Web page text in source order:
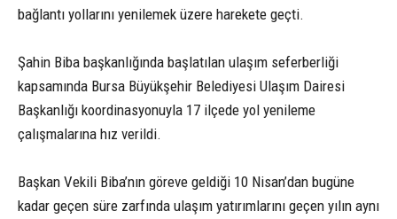
bağlantı yollarını yenilemek üzere harekete geçti.
Şahin Biba başkanlığında başlatılan ulaşım seferberliği
kapsamında Bursa Büyükşehir Belediyesi Ulaşım Dairesi
Başkanlığı koordinasyonuyla 17 ilçede yol yenileme
çalışmalarına hız verildi.
Başkan Vekili Biba’nın göreve geldiği 10 Nisan’dan bugüne
kadar geçen süre zarfında ulaşım yatırımlarını geçen yılın aynı